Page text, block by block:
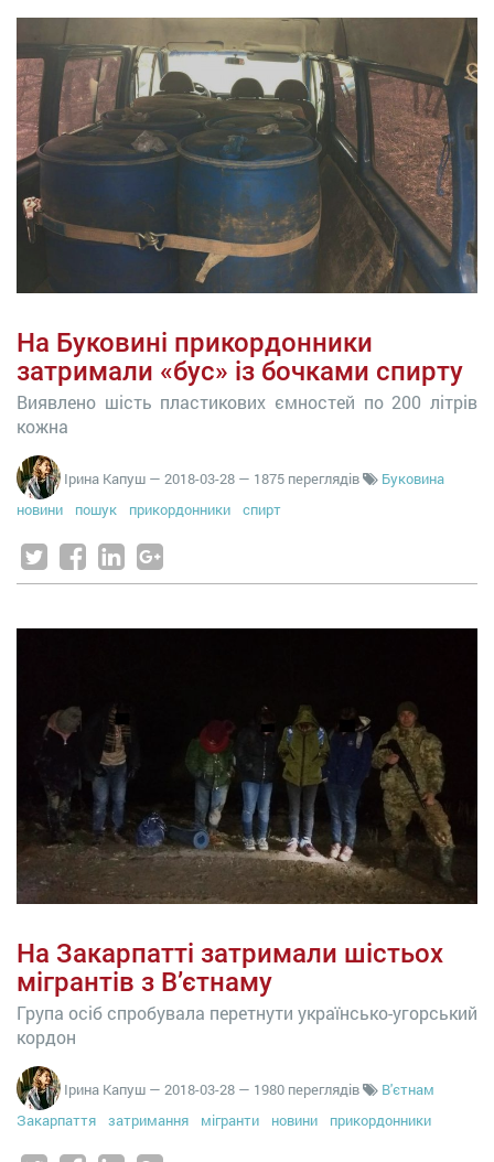
На Буковині прикордонники
затримали «бус» із бочками спирту
Виявлено шість пластикових ємностей по 200 літрів
кожна
Ірина Капуш — 2018-03-28 — 1875 переглядів
Буковина
новини
пошук прикордонники спирт
На Закарпатті затримали шістьох
мігрантів з В’єтнаму
Група осіб спробувала перетнути українсько-угорський
кордон
Ірина Капуш — 2018-03-28 — 1980 переглядів
В'єтнам
Закарпаття
затримання мігранти новини прикордонники